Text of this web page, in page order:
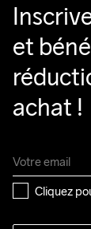
et
achat !
Cliquez